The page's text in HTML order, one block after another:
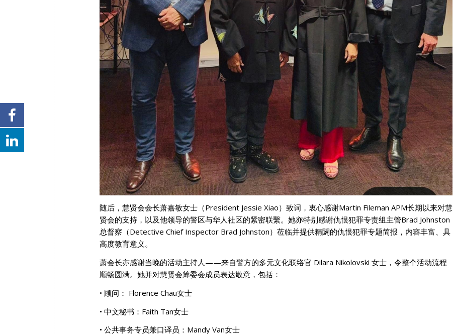
随后，慧贤会会长萧嘉敏女士（President Jessie Xiao）致词，衷心感谢Martin Fileman APM长期以来对慧
贤会的支持，以及他领导的警区与华人社区的紧密联繫。她亦特别感谢仇恨犯罪专责组主管Brad Johnston
总督察（Detective Chief Inspector Brad Johnston）莅临并提供精闢的仇恨犯罪专题简报，内容丰富、具
高度教育意义。
萧会长亦感谢当晚的活动主持人——来自警方的多元文化联络官 Dilara Nikolovski 女士，令整个活动流程
顺畅圆满。她并对慧贤会筹委会成员表达敬意，包括：
• 顾问： Florence Chau女士
• 中文秘书：Faith Tan女士
• 公共事务专员兼口译员：Mandy Van女士